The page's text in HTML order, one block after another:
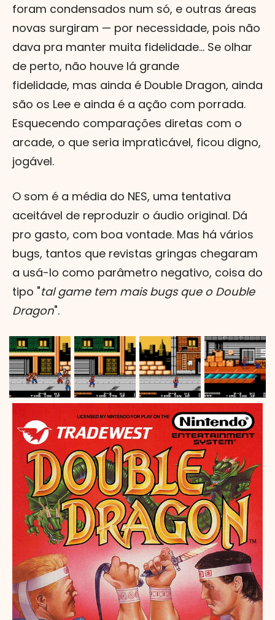
foram condensados num só, e outras áreas
novas surgiram — por necessidade, pois não
dava pra manter muita fidelidade... Se olhar
de perto, não houve lá grande
fidelidade, mas ainda é Double Dragon, ainda
são os Lee e ainda é a ação com porrada.
Esquecendo comparações diretas com o
arcade, o que seria impraticável, ficou digno,
jogável.
O som é a média do NES, uma tentativa
aceitável de reproduzir o áudio original. Dá
pro gasto, com boa vontade. Mas há vários
bugs, tantos que revistas gringas chegaram
a usá-lo como parâmetro negativo, coisa do
tipo "tal game tem mais bugs que o Double
Dragon".